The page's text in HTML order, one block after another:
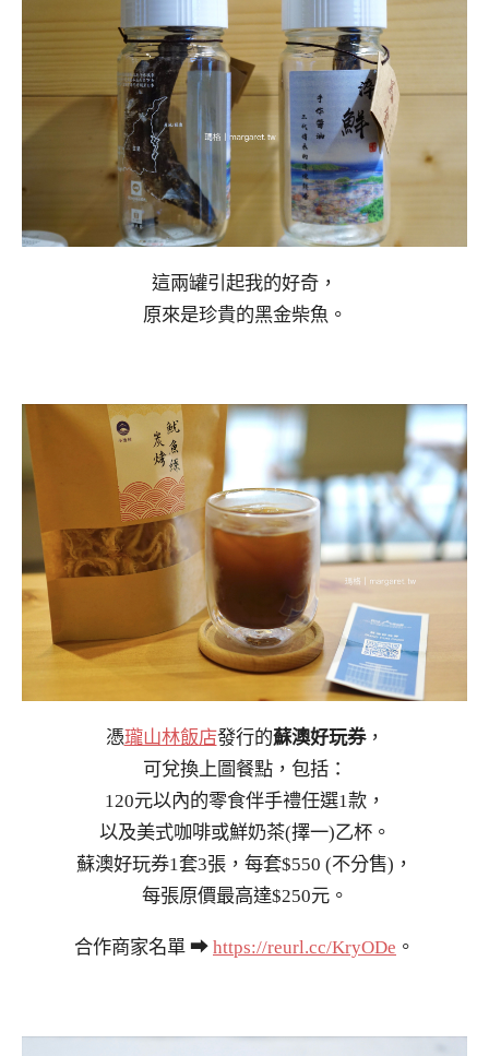
這兩罐引起我的好奇，
原來是珍貴的黑金柴魚。
憑瓏山林飯店發行的蘇澳好玩券，
可兌換上圖餐點，包括：
120元以內的零食伴手禮任選1款，
以及美式咖啡或鮮奶茶(擇一)乙杯。
蘇澳好玩券1套3張，每套$550 (不分售)，
每張原價最高達$250元。
合作商家名單 ➡ https://reurl.cc/KryODe 。